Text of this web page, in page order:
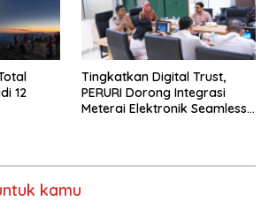
12
Tingkatkan Digital Trust,
PERURI Dorong Integrasi
Meterai Elektronik Seamless
kamu